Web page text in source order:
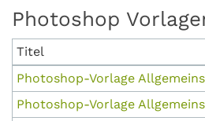
Photoshop
Titel
Photoshop-Vorlage
Photoshop-Vorlage